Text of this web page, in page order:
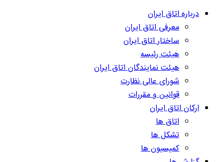
درباره اتاق ایران
معرفی اتاق ایران
ساختار اتاق ایران
هیئت رئیسه
هیئت نمایندگان اتاق ایران
شورای عالی نظارت
قوانین و مقررات
ارکان اتاق ایران
اتاق ها
تشکل ها
کمیسیون ها